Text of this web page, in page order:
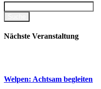
Nächste Veranstaltung
Welpen: Achtsam begleiten